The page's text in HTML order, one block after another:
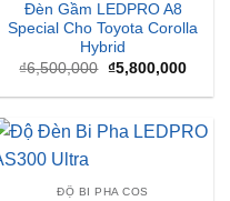
Đèn Gầm LEDPRO A8
Special Cho Toyota Corolla
Hybrid
₫6,500,000 Giá
gốc
là:
₫5,800,000Giá
tại
ĐỘ BI PHA COS